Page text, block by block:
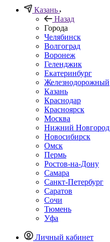
Казань
Назад
Города
Челябинск
Волгоград
Воронеж
Геленджик
Екатеринбург
Железнодорожный
Казань
Краснодар
Красноярск
Москва
Нижний Новгород
Новосибирск
Омск
Пермь
Ростов-на-Дону
Самара
Санкт-Петербург
Саратов
Сочи
Тюмень
Уфа
Личный кабинет